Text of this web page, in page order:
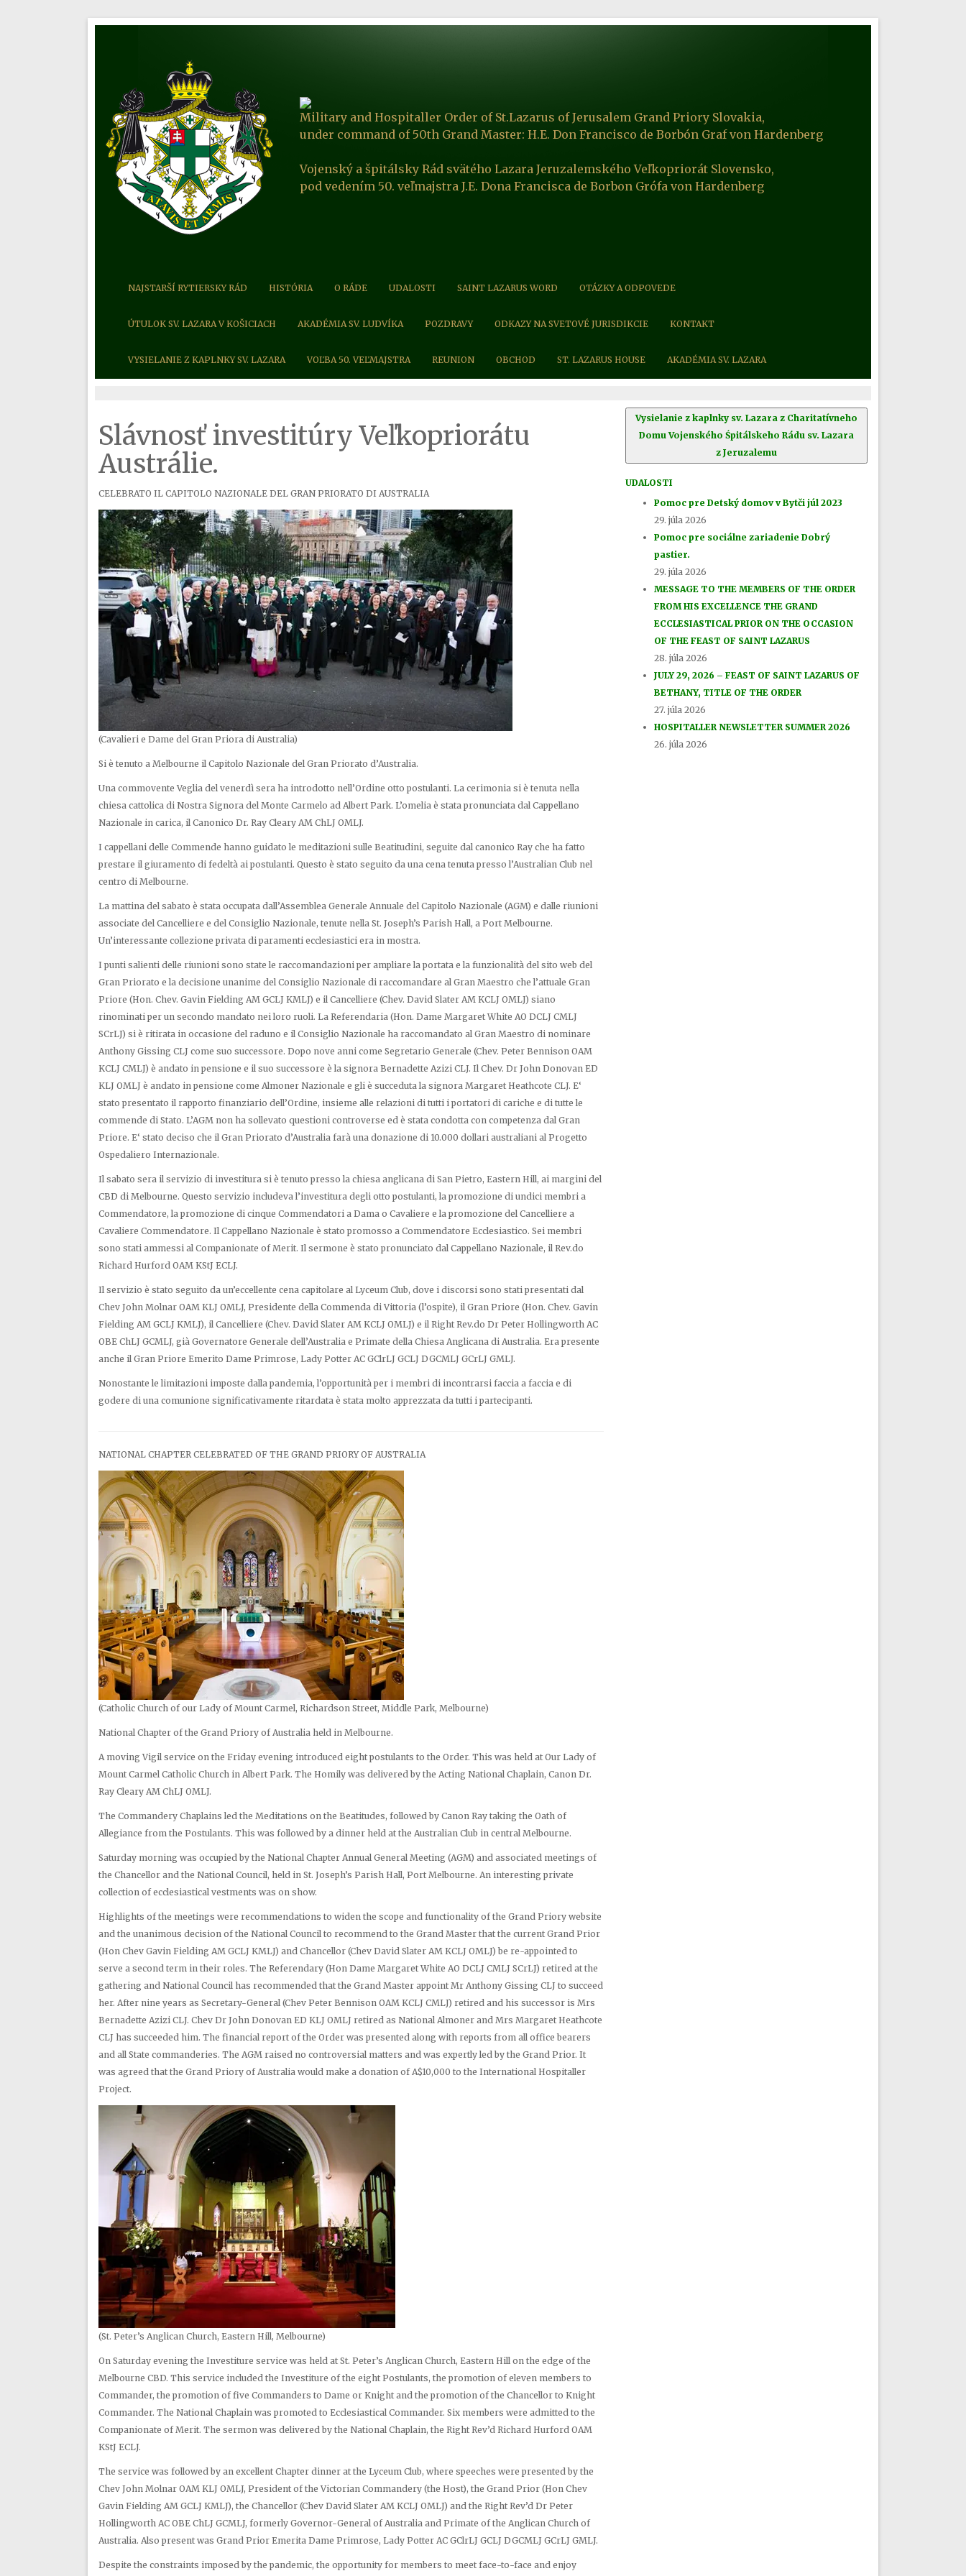
Military and Hospitaller Order of St.Lazarus of Jerusalem Grand Priory Slovakia,
under command of 50th Grand Master: H.E. Don Francisco de Borbón Graf von Hardenberg
Vojenský a špitálsky Rád svätého Lazara Jeruzalemského Veľkopriorát Slovensko,
pod vedením 50. veľmajstra J.E. Dona Francisca de Borbon Grófa von Hardenberg
NAJSTARŠÍ RYTIERSKY RÁD HISTÓRIA O RÁDE UDALOSTI SAINT LAZARUS WORD OTÁZKY A ODPOVEDE
ÚTULOK SV. LAZARA V KOŠICIACH AKADÉMIA SV. LUDVÍKA POZDRAVY ODKAZY NA SVETOVÉ JURISDIKCIE KONTAKT
VYSIELANIE Z KAPLNKY SV. LAZARA VOĽBA 50. VEĽMAJSTRA REUNION OBCHOD ST. LAZARUS HOUSE AKADÉMIA SV. LAZARA
Slávnosť investitúry Veľkopriorátu
Austrálie.
CELEBRATO IL CAPITOLO NAZIONALE DEL GRAN PRIORATO DI AUSTRALIA
(Cavalieri e Dame del Gran Priora di Australia)
Si è tenuto a Melbourne il Capitolo Nazionale del Gran Priorato d’Australia.
Una commovente Veglia del venerdì sera ha introdotto nell’Ordine otto postulanti. La cerimonia si è tenuta nella
chiesa cattolica di Nostra Signora del Monte Carmelo ad Albert Park. L’omelia è stata pronunciata dal Cappellano
Nazionale in carica, il Canonico Dr. Ray Cleary AM ChLJ OMLJ.
I cappellani delle Commende hanno guidato le meditazioni sulle Beatitudini, seguite dal canonico Ray che ha fatto
prestare il giuramento di fedeltà ai postulanti. Questo è stato seguito da una cena tenuta presso l’Australian Club nel
centro di Melbourne.
La mattina del sabato è stata occupata dall’Assemblea Generale Annuale del Capitolo Nazionale (AGM) e dalle riunioni
associate del Cancelliere e del Consiglio Nazionale, tenute nella St. Joseph’s Parish Hall, a Port Melbourne.
Un’interessante collezione privata di paramenti ecclesiastici era in mostra.
I punti salienti delle riunioni sono state le raccomandazioni per ampliare la portata e la funzionalità del sito web del
Gran Priorato e la decisione unanime del Consiglio Nazionale di raccomandare al Gran Maestro che l’attuale Gran
Priore (Hon. Chev. Gavin Fielding AM GCLJ KMLJ) e il Cancelliere (Chev. David Slater AM KCLJ OMLJ) siano
rinominati per un secondo mandato nei loro ruoli. La Referendaria (Hon. Dame Margaret White AO DCLJ CMLJ
SCrLJ) si è ritirata in occasione del raduno e il Consiglio Nazionale ha raccomandato al Gran Maestro di nominare
Anthony Gissing CLJ come suo successore. Dopo nove anni come Segretario Generale (Chev. Peter Bennison OAM
KCLJ CMLJ) è andato in pensione e il suo successore è la signora Bernadette Azizi CLJ. Il Chev. Dr John Donovan ED
KLJ OMLJ è andato in pensione come Almoner Nazionale e gli è succeduta la signora Margaret Heathcote CLJ. E‘
stato presentato il rapporto finanziario dell’Ordine, insieme alle relazioni di tutti i portatori di cariche e di tutte le
commende di Stato. L’AGM non ha sollevato questioni controverse ed è stata condotta con competenza dal Gran
Priore. E‘ stato deciso che il Gran Priorato d’Australia farà una donazione di 10.000 dollari australiani al Progetto
Ospedaliero Internazionale.
Il sabato sera il servizio di investitura si è tenuto presso la chiesa anglicana di San Pietro, Eastern Hill, ai margini del
CBD di Melbourne. Questo servizio includeva l’investitura degli otto postulanti, la promozione di undici membri a
Commendatore, la promozione di cinque Commendatori a Dama o Cavaliere e la promozione del Cancelliere a
Cavaliere Commendatore. Il Cappellano Nazionale è stato promosso a Commendatore Ecclesiastico. Sei membri
sono stati ammessi al Companionate of Merit. Il sermone è stato pronunciato dal Cappellano Nazionale, il Rev.do
Richard Hurford OAM KStJ ECLJ.
Il servizio è stato seguito da un’eccellente cena capitolare al Lyceum Club, dove i discorsi sono stati presentati dal
Chev John Molnar OAM KLJ OMLJ, Presidente della Commenda di Vittoria (l’ospite), il Gran Priore (Hon. Chev. Gavin
Fielding AM GCLJ KMLJ), il Cancelliere (Chev. David Slater AM KCLJ OMLJ) e il Right Rev.do Dr Peter Hollingworth AC
OBE ChLJ GCMLJ, già Governatore Generale dell’Australia e Primate della Chiesa Anglicana di Australia. Era presente
anche il Gran Priore Emerito Dame Primrose, Lady Potter AC GClrLJ GCLJ DGCMLJ GCrLJ GMLJ.
Nonostante le limitazioni imposte dalla pandemia, l’opportunità per i membri di incontrarsi faccia a faccia e di
godere di una comunione significativamente ritardata è stata molto apprezzata da tutti i partecipanti.
NATIONAL CHAPTER CELEBRATED OF THE GRAND PRIORY OF AUSTRALIA
(Catholic Church of our Lady of Mount Carmel, Richardson Street, Middle Park, Melbourne)
National Chapter of the Grand Priory of Australia held in Melbourne.
A moving Vigil service on the Friday evening introduced eight postulants to the Order. This was held at Our Lady of
Mount Carmel Catholic Church in Albert Park. The Homily was delivered by the Acting National Chaplain, Canon Dr.
Ray Cleary AM ChLJ OMLJ.
The Commandery Chaplains led the Meditations on the Beatitudes, followed by Canon Ray taking the Oath of
Allegiance from the Postulants. This was followed by a dinner held at the Australian Club in central Melbourne.
Saturday morning was occupied by the National Chapter Annual General Meeting (AGM) and associated meetings of
the Chancellor and the National Council, held in St. Joseph’s Parish Hall, Port Melbourne. An interesting private
collection of ecclesiastical vestments was on show.
Highlights of the meetings were recommendations to widen the scope and functionality of the Grand Priory website
and the unanimous decision of the National Council to recommend to the Grand Master that the current Grand Prior
(Hon Chev Gavin Fielding AM GCLJ KMLJ) and Chancellor (Chev David Slater AM KCLJ OMLJ) be re-appointed to
serve a second term in their roles. The Referendary (Hon Dame Margaret White AO DCLJ CMLJ SCrLJ) retired at the
gathering and National Council has recommended that the Grand Master appoint Mr Anthony Gissing CLJ to succeed
her. After nine years as Secretary-General (Chev Peter Bennison OAM KCLJ CMLJ) retired and his successor is Mrs
Bernadette Azizi CLJ. Chev Dr John Donovan ED KLJ OMLJ retired as National Almoner and Mrs Margaret Heathcote
CLJ has succeeded him. The financial report of the Order was presented along with reports from all office bearers
and all State commanderies. The AGM raised no controversial matters and was expertly led by the Grand Prior. It
was agreed that the Grand Priory of Australia would make a donation of A$10,000 to the International Hospitaller
Project.
(St. Peter’s Anglican Church, Eastern Hill, Melbourne)
On Saturday evening the Investiture service was held at St. Peter’s Anglican Church, Eastern Hill on the edge of the
Melbourne CBD. This service included the Investiture of the eight Postulants, the promotion of eleven members to
Commander, the promotion of five Commanders to Dame or Knight and the promotion of the Chancellor to Knight
Commander. The National Chaplain was promoted to Ecclesiastical Commander. Six members were admitted to the
Companionate of Merit. The sermon was delivered by the National Chaplain, the Right Rev’d Richard Hurford OAM
KStJ ECLJ.
The service was followed by an excellent Chapter dinner at the Lyceum Club, where speeches were presented by the
Chev John Molnar OAM KLJ OMLJ, President of the Victorian Commandery (the Host), the Grand Prior (Hon Chev
Gavin Fielding AM GCLJ KMLJ), the Chancellor (Chev David Slater AM KCLJ OMLJ) and the Right Rev’d Dr Peter
Hollingworth AC OBE ChLJ GCMLJ, formerly Governor-General of Australia and Primate of the Anglican Church of
Australia. Also present was Grand Prior Emerita Dame Primrose, Lady Potter AC GClrLJ GCLJ DGCMLJ GCrLJ GMLJ.
Despite the constraints imposed by the pandemic, the opportunity for members to meet face-to-face and enjoy
Vysielanie z kaplnky sv. Lazara z Charitatívneho
Domu Vojenského Śpitálskeho Rádu sv. Lazara
z Jeruzalemu
UDALOSTI
Pomoc pre Detský domov v Bytči júl 2023
29. júla 2026
Pomoc pre sociálne zariadenie Dobrý
pastier.
29. júla 2026
MESSAGE TO THE MEMBERS OF THE ORDER
FROM HIS EXCELLENCE THE GRAND
ECCLESIASTICAL PRIOR ON THE OCCASION
OF THE FEAST OF SAINT LAZARUS
28. júla 2026
JULY 29, 2026 – FEAST OF SAINT LAZARUS OF
BETHANY, TITLE OF THE ORDER
27. júla 2026
HOSPITALLER NEWSLETTER SUMMER 2026
26. júla 2026